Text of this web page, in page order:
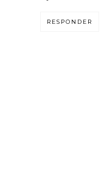
RESPONDER